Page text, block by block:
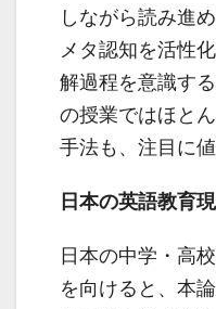
しながら読み進
メタ認知を活性
解過程を意識す
の授業ではほと
手法も、注目に値
日本の英語教育
日本の中学・高
を向けると、本